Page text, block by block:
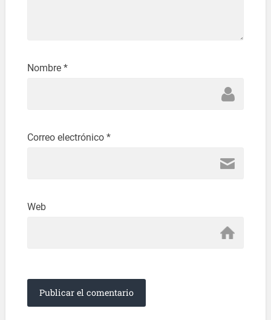
Nombre *
Correo electrónico *
Web